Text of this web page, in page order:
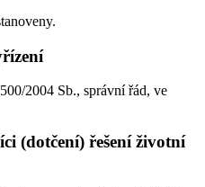
2004 Sb., správní řád, ve
(dotčení) řešení životní